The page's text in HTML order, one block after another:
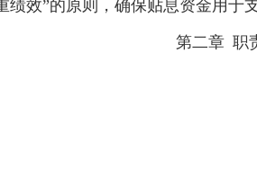
效”的原则，确保贴息资金用于
第二章 职